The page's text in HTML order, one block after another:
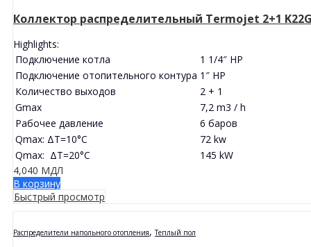
Коллектор распределительный Termojet 2+1
Highlights:
Подключение котла
1 1/4″ HP
Подключение отопительного контура 1″ HP
Количество выходов
2 + 1
Gmax
7,2 m3 / h
Рабочее давление
6 баров
Qmax: ΔT=10°C
72 kw
Qmax: ΔT=20°C
145 kW
4,040 МДЛ
В корзину
Быстрый просмотр
Распределители напольного отопления,Tеплый пол